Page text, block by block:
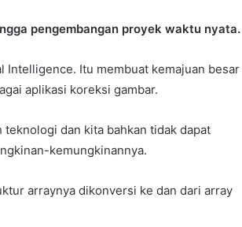
pengembangan proyek waktu nyata.
Itu membuat kemajuan besar
aplikasi koreksi gambar.
dan kita bahkan tidak dapat
kemungkinannya.
arraynya dikonversi ke dan dari array